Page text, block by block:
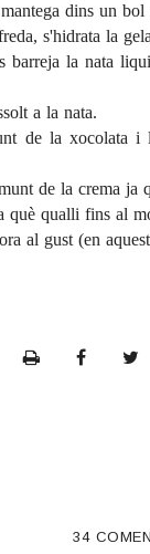
dins un bol
s'hidrata la
barreja la nata
a la nata.
de la xocolata
de la crema ja
què qualli fins al
al gust (en
34